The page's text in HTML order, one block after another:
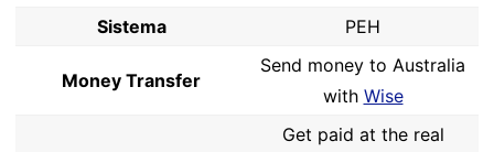
Sistema
PEH
Money Transfer
Send money to Australia
with Wise
Get paid at the real